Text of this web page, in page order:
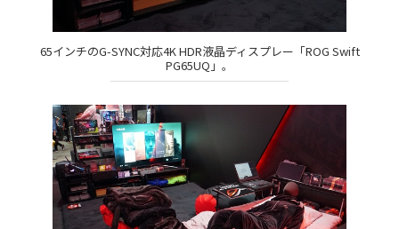
65インチのG-SYNC対応4K HDR液晶ディスプレー「ROG Swift
PG65UQ」。